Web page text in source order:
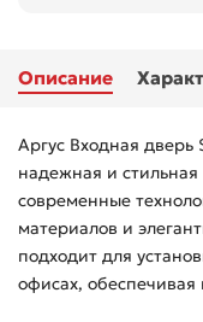
Описание
Аргус Входная
надежная и стильная
современные
материалов и
подходит для
офисах,